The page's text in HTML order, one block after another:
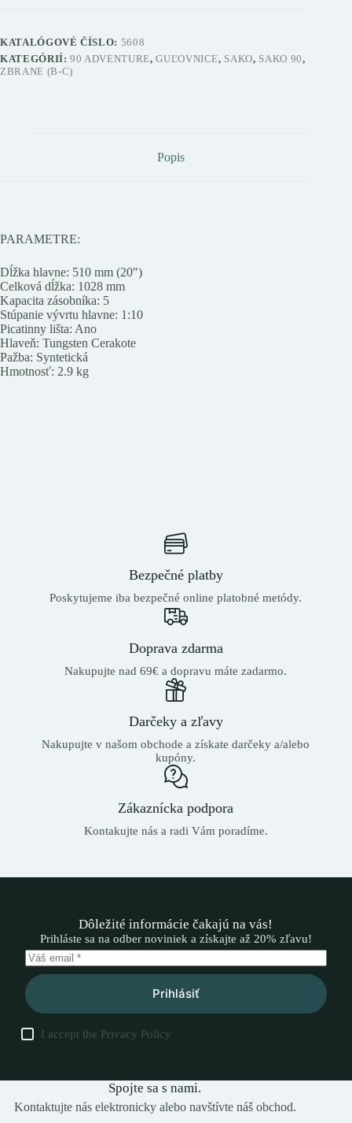
KATALÓGOVÉ ČÍSLO: 5608
KATEGÓRIÍ:90 ADVENTURE,GUĽOVNICE, SAKO, SAKO 90,
ZBRANE (B-C)
Popis
PARAMETRE:
Dĺžka hlavne: 510 mm (20″)
Celková dĺžka: 1028 mm
Kapacita zásobníka: 5
Stúpanie vývrtu hlavne: 1:10
Picatinny lišta: Ano
Hlaveň: Tungsten Cerakote
Pažba: Syntetická
Hmotnosť: 2.9 kg
Bezpečné platby
Poskytujeme iba bezpečné online platobné metódy.
Doprava zdarma
Nakupujte nad 69€ a dopravu máte zadarmo.
Darčeky a zľavy
Nakupujte v našom obchode a získate darčeky a/alebo
kupóny.
Zákaznícka podpora
Kontakujte nás a radi Vám poradíme.
Dôležité informácie čakajú na vás!
Prihláste sa na odber noviniek a získajte až 20% zľavu!
Prihlásiť
I accept the Privacy Policy
Spojte sa s nami.
Kontaktujte nás elektronicky alebo navštívte náš obchod.